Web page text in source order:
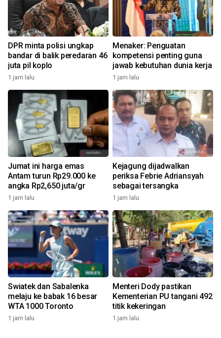
DPR minta polisi ungkap
bandar di balik peredaran 46
juta pil koplo
1 jam lalu
Menaker: Penguatan
kompetensi penting guna
jawab kebutuhan dunia kerja
1 jam lalu
Jumat ini harga emas
Antam turun Rp29.000 ke
angka Rp2,650 juta/gr
1 jam lalu
Kejagung dijadwalkan
periksa Febrie Adriansyah
sebagai tersangka
1 jam lalu
Swiatek dan Sabalenka
melaju ke babak 16 besar
WTA 1000 Toronto
1 jam lalu
Menteri Dody pastikan
Kementerian PU tangani 492
titik kekeringan
1 jam lalu